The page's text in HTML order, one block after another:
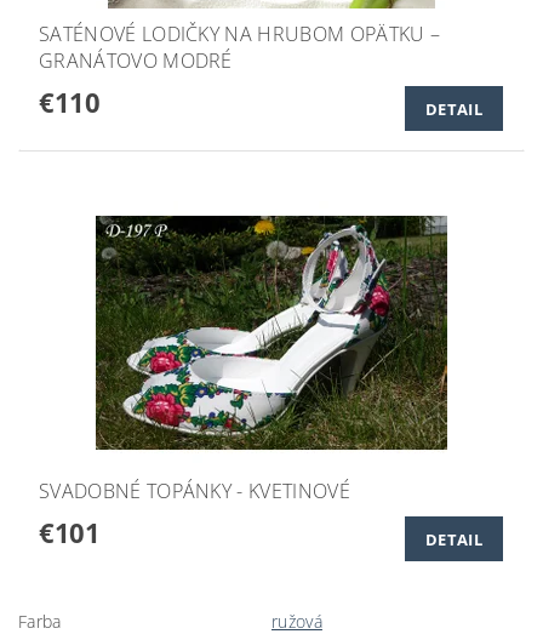
SATÉNOVÉ LODIČKY NA HRUBOM OPÄTKU –
GRANÁTOVO MODRÉ
€110 DETAIL
SVADOBNÉ TOPÁNKY - KVETINOVÉ
€101 DETAIL
Farba
ružová